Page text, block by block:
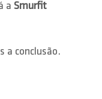
a Smurfit
a conclusão.